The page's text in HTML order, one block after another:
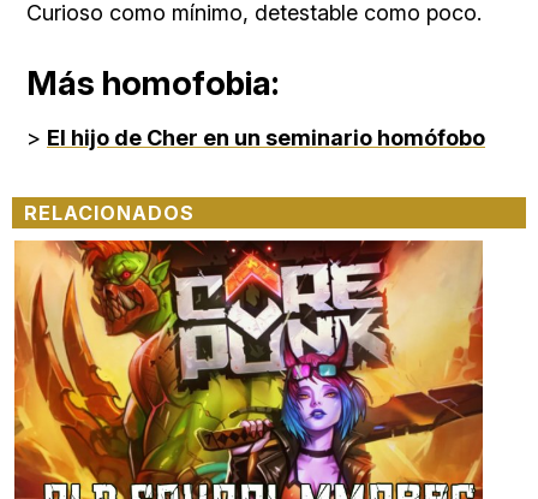
Curioso como mínimo, detestable como poco.
Más homofobia:
> El hijo de Cher en un seminario homófobo
RELACIONADOS